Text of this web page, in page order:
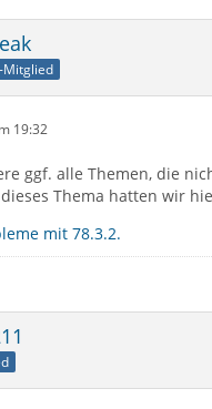
Mitglied
19:32
ggf. alle Themen, die
Thema hatten wir
mit 78.3.2.